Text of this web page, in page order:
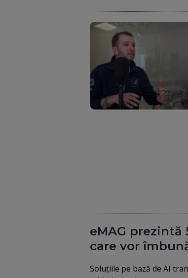
eMAG
care vor
Soluțiile pe bază de AI